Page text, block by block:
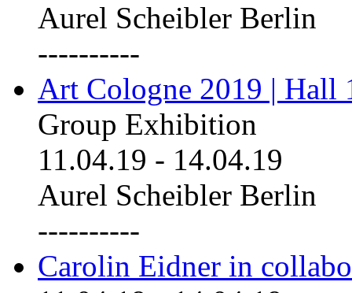
Aurel Scheibler Berlin
----------
Art Cologne 2019 | Hall
Group Exhibition
11.04.19 - 14.04.19
Aurel Scheibler Berlin
----------
Carolin Eidner in